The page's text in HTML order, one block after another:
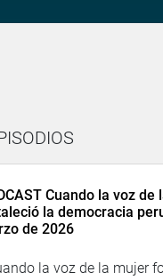
Cuando la voz de
la democracia
de 2026
la voz de la mujer